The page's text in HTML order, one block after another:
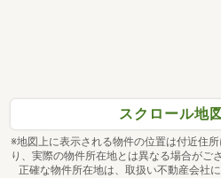
スクロール地
※地図上に表示される物件の位置は付近住
り、実際の物件所在地とは異なる場合がご
正確な物件所在地は、取扱い不動産会社に